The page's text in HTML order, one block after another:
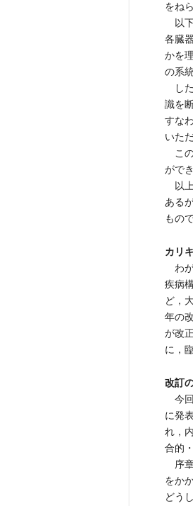
をね
以下
各臓
かを
の系
した
識を
すな
いた
この
がで
以上
ある
もの
カリ
わが
疾病
ど，
年の
が改
に，
改訂
今回
に発
れ，
合的
序章
をか
どう